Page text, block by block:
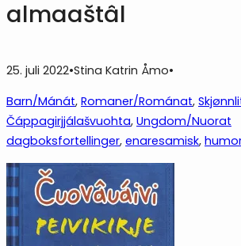
almaaštâl
25. juli 2022•Stina Katrin Åmo•
Barn/Mánát, Romaner/Románat,
Čáppagirjjálašvuohta, Ungdom/Nuorat
dagboksfortellinger, enaresamisk,